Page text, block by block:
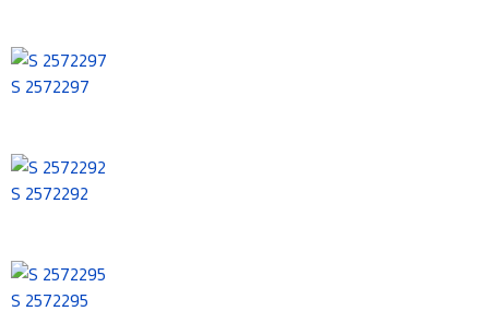
S 2572297
S 2572292
S 2572295